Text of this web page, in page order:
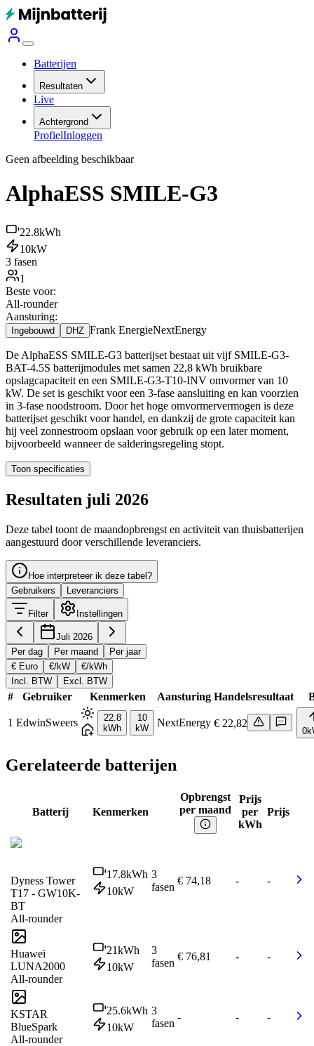
Batterijen
Resultaten
Live
Achtergrond
ProfielInloggen
Geen afbeelding beschikbaar
AlphaESS SMILE-G3
22.8kWh
10kW
3 fasen
1
Beste voor:
All-rounder
Aansturing:
Ingebouwd DHZ Frank EnergieNextEnergy
De AlphaESS SMILE-G3 batterijset bestaat uit vijf SMILE-G3-
BAT-4.5S batterijmodules met samen 22,8 kWh bruikbare
opslagcapaciteit en een SMILE-G3-T10-INV omvormer van 10
kW. De set is geschikt voor een 3-fase aansluiting en kan voorzien
in 3-fase noodstroom. Door het hoge omvormervermogen is deze
batterijset geschikt voor handel, en dankzij de grote capaciteit kan
hij veel zonnestroom opslaan voor gebruik op een later moment,
bijvoorbeeld wanneer de salderingsregeling stopt.
Toon specificaties
Resultaten juli 2026
Deze tabel toont de maandopbrengst en activiteit van thuisbatterijen
aangestuurd door verschillende leveranciers.
Hoe interpreteer ik deze tabel?
Gebruikers
Leveranciers
Filter Instellingen
Juli 2026
Per dag
Per maand
Per jaar
€ Euro
€/kW
€/kWh
Incl. BTW
Excl. BTW
# Gebruiker Kenmerken Aansturing Handelsresultaat
1 EdwinSweers
22.8
kWh
10
kW
NextEnergy € 22,82
0
Gerelateerde batterijen
Batterij Kenmerken
Opbrengst
per maand
Prijs
per
kWh
Prijs
Dyness Tower
T17 - GW10K-
BT
All-rounder
17.8kWh
10kW
3
fasen
€ 74,18 - -
Huawei
LUNA2000
All-rounder
21kWh
10kW
3
fasen
€ 76,81 - -
KSTAR
BlueSpark
All-rounder
25.6kWh
10kW
3
fasen
- - -